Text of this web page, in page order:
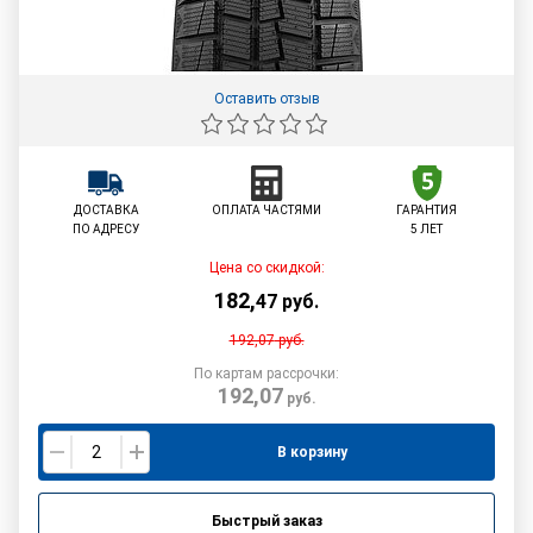
Оставить отзыв
ДОСТАВКА
ПО АДРЕСУ
ОПЛАТА ЧАСТЯМИ
ГАРАНТИЯ
5 ЛЕТ
Цена со скидкой:
182,47 руб.
192,07руб.
По картам рассрочки:
192,07 руб.
В корзину
Быстрый заказ